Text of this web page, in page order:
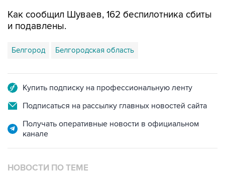
Белгород Белгородская область
Подписаться на рассылку главных новостей сайта
Получать оперативные новости в официальном
НОВОСТИ ПО ТЕМЕ
9 августа 02:59